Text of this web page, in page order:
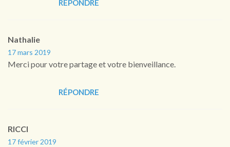
RÉPONDRE
Nathalie
17 mars 2019
Merci pour votre partage et votre bienveillance.
RÉPONDRE
RICCI
17 février 2019